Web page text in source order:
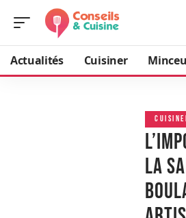
Actualités Cuisiner
la